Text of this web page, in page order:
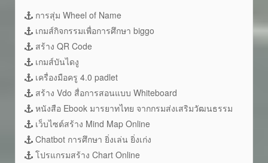
การสุ่ม Wheel of Name
เกมส์กิจกรรมเพื่อการศึกษา biggo
สร้าง QR Code
เกมส์บันไดงู
เครื่องมือครู 4.0 padlet
สร้าง Vdo สื่อการสอนแบบ Whiteboard
หนังสือ Ebook มารยาทไทย จากกรมส่งเสริมวัฒนธรรม
เว็บไซต์สร้าง Mind Map Online
Chatbot การศึกษา ยิ่งเล่น ยิ่งเก่ง
โปรแกรมสร้าง Chart Online